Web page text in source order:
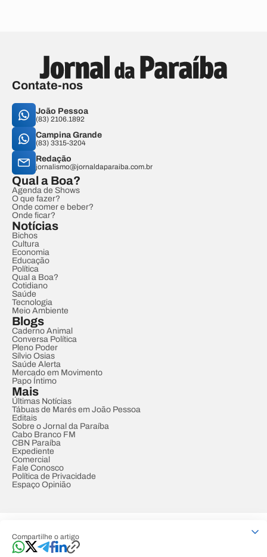
Compartilhe o artigo
Contate-nos
João Pessoa
(83) 2106.1892
Campina Grande
(83) 3315-3204
Redação
jornalismo@jornaldaparaiba.com.br
Qual a Boa?
Agenda de Shows
O que fazer?
Onde comer e beber?
Onde ficar?
Notícias
Bichos
Cultura
Economia
Educação
Política
Qual a Boa?
Cotidiano
Saúde
Tecnologia
Meio Ambiente
Blogs
Caderno Animal
Conversa Política
Pleno Poder
Sílvio Osias
Saúde Alerta
Mercado em Movimento
Papo Íntimo
Mais
Últimas Notícias
Tábuas de Marés em João Pessoa
Editais
Sobre o Jornal da Paraíba
Cabo Branco FM
CBN Paraíba
Expediente
Comercial
Fale Conosco
Política de Privacidade
Espaço Opinião
Developed by Designed by